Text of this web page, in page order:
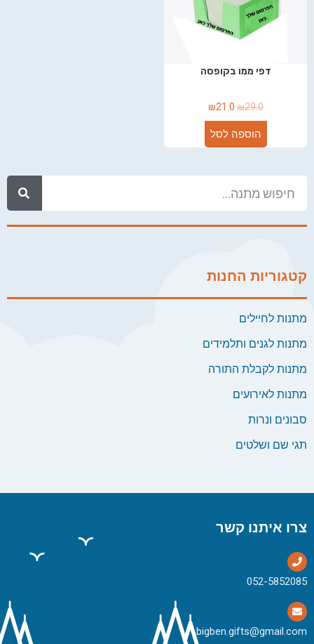
קטגוריות החנות
מתנות לחיילים
מתנות לגנים ותלמידים
מתנות לקבלת התורה
מתנות לאירועים
סבונים ונרות
תגי שם ושלטים
דפי ממו בקופסה
₪29.0
₪21.0
הוספה לסל
צרו איתנו קשר
bigben.gifts@gmail.com